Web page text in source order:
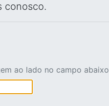
conosco.
ao lado no campo abaixo